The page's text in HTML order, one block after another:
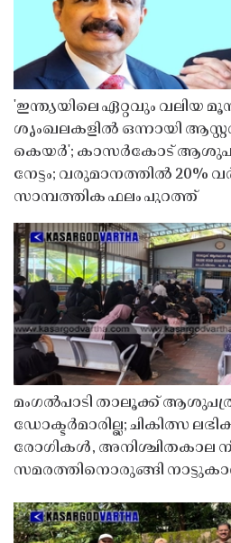
'ഇന്ത്യയിലെ ഏറ്റവും വലിയ
ശൃംഖലകളിൽ ഒന്നായി ആസ്റ്റർ
കെയർ'; കാസർകോട്
നേട്ടം; വരുമാനത്തിൽ 20%
സാമ്പത്തിക ഫലം പുറത്ത്
മംഗൽപാടി താലൂക്ക്
ഡോക്ടർമാരില്ല; ചികിത്സ
രോഗികൾ, അനിശ്ചിതകാല
സമരത്തിനൊരുങ്ങി